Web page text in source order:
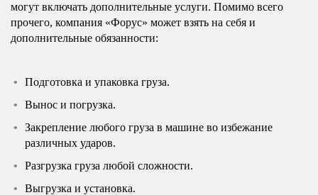
могут включать дополнительные услуги. Помимо всего
прочего, компания «Форус» может взять на себя и
дополнительные обязанности:
Подготовка и упаковка груза.
Вынос и погрузка.
Закрепление любого груза в машине во избежание
различных ударов.
Разгрузка груза любой сложности.
Выгрузка и установка.